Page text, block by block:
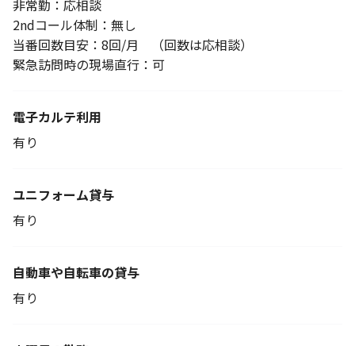
非常勤：応相談
2ndコール体制：無し
当番回数目安：8回/月 （回数は応相談）
緊急訪問時の現場直行：可
電子カルテ利用
有り
ユニフォーム貸与
有り
自動車や自転車の貸与
有り